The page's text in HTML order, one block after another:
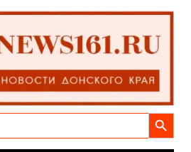
Search Button